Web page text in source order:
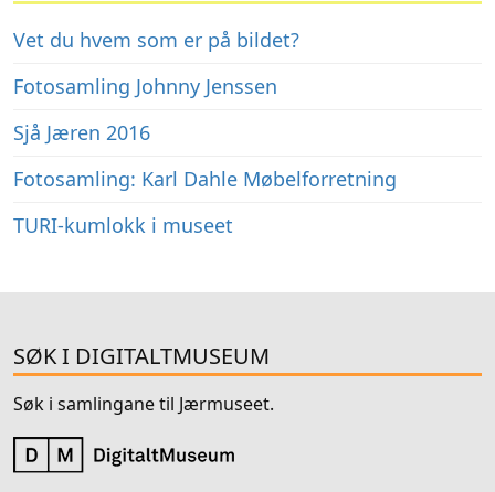
Vet du hvem som er på bildet?
Fotosamling Johnny Jenssen
Sjå Jæren 2016
Fotosamling: Karl Dahle Møbelforretning
TURI-kumlokk i museet
SØK I DIGITALTMUSEUM
Søk i samlingane til Jærmuseet.